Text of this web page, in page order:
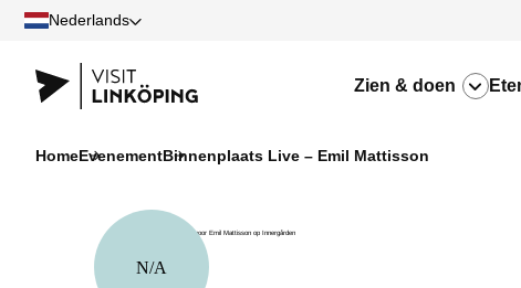
Nederlands
Zien & doen
HomeEvenementBinnenplaats Live – Emil Mattisson
N/A